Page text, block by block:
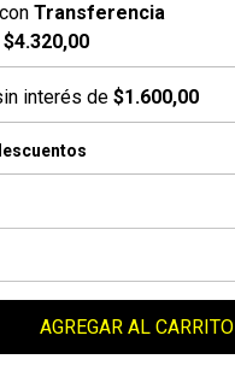
Transferencia
$4.320,00
interés de $1.600,00
AGREGAR AL CARRITO